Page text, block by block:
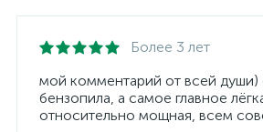
Более 3 лет
мой комментарий от всей души)
бензопила, а самое главное
относительно мощная, всем